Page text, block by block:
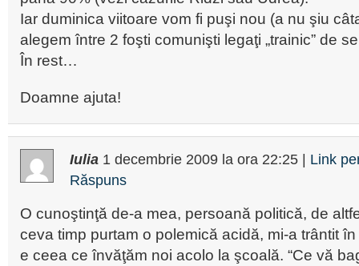
Iar duminica viitoare vom fi puşi nou (a nu şiu
alegem între 2 foşti comunişti legaţi „trainic” de
În rest…
Doamne ajuta!
Iulia 1 decembrie 2009 la ora 22:25
Link
Răspuns
O cunoştinţă de-a mea, persoană politică, de
ceva timp purtam o polemică acidă, mi-a trântit
e ceea ce învăţăm noi acolo la şcoală. “Ce vă